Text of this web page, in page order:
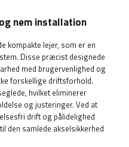
nem installation
kompakte lejer, som er en
Disse præcist designede
med brugervenlighed og
forskellige driftsforhold.
hvilket eliminerer
og justeringer. Ved at
drift og pålidelighed
den samlede akselsikkerhed